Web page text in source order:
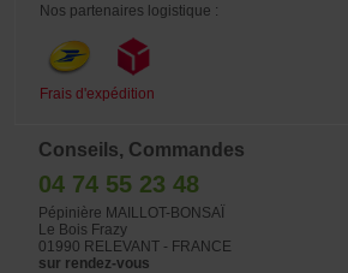
Nos partenaires logistique :
Frais d'expédition
Conseils, Commandes
04 74 55 23 48
Pépinière MAILLOT-BONSAÏ
Le Bois Frazy
01990 RELEVANT - FRANCE
sur rendez-vous